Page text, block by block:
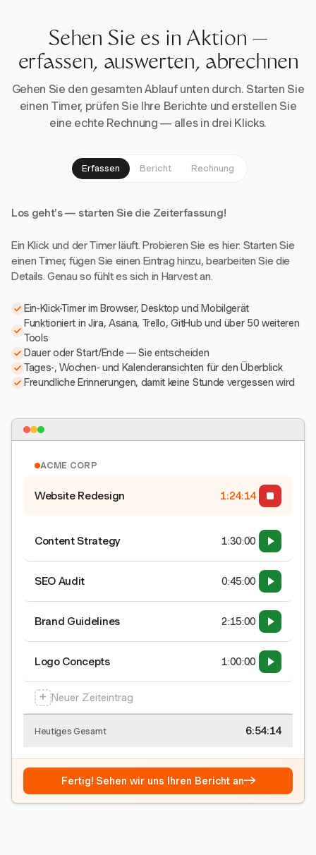
Sehen Sie es in Aktion —
erfassen, auswerten, abrechnen
Gehen Sie den gesamten Ablauf unten durch. Starten Sie
einen Timer, prüfen Sie Ihre Berichte und erstellen Sie
eine echte Rechnung — alles in drei Klicks.
Erfassen Bericht Rechnung
Los geht's — starten Sie die Zeiterfassung!
Ein Klick und der Timer läuft. Probieren Sie es hier: Starten Sie
einen Timer, fügen Sie einen Eintrag hinzu, bearbeiten Sie die
Details. Genau so fühlt es sich in Harvest an.
Ein-Klick-Timer im Browser, Desktop und Mobilgerät
Funktioniert in Jira, Asana, Trello, GitHub und über 50 weiteren
Tools
Dauer oder Start/Ende — Sie entscheiden
Tages-, Wochen- und Kalenderansichten für den Überblick
Freundliche Erinnerungen, damit keine Stunde vergessen wird
ACME CORP
Website Redesign 1:24:15
Content Strategy 1:30:00
SEO Audit 0:45:00
Brand Guidelines 2:15:00
Logo Concepts 1:00:00
+ Neuer Zeiteintrag
Heutiges Gesamt 6:54:15
Fertig! Sehen wir uns Ihren Bericht an→